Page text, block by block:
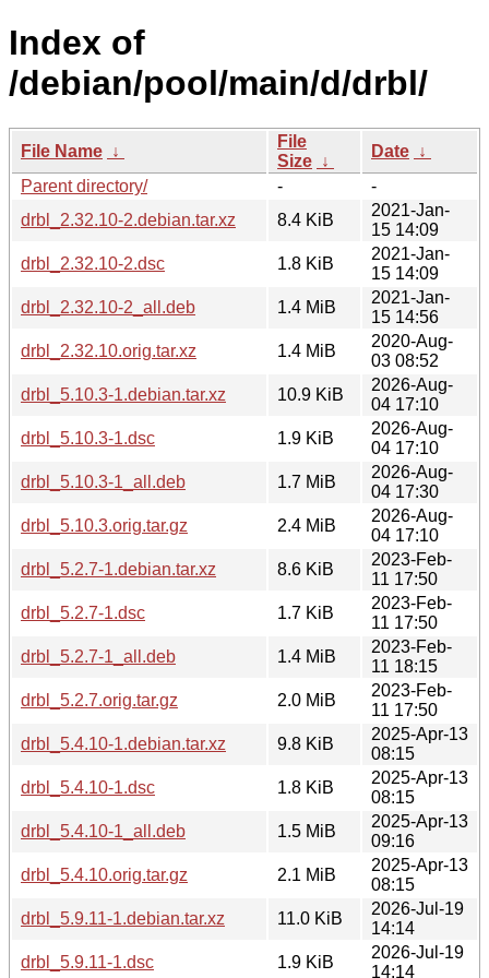
Index of
/debian/pool/main/d/drbl/
File Name ↓
File
Size ↓
Date ↓
Parent directory/
-
-
drbl_2.32.10-2.debian.tar.xz
8.4 KiB
2021-Jan-
15 14:09
drbl_2.32.10-2.dsc
1.8 KiB
2021-Jan-
15 14:09
drbl_2.32.10-2_all.deb
1.4 MiB
2021-Jan-
15 14:56
drbl_2.32.10.orig.tar.xz
1.4 MiB
2020-Aug-
03 08:52
drbl_5.10.3-1.debian.tar.xz
10.9 KiB
2026-Aug-
04 17:10
drbl_5.10.3-1.dsc
1.9 KiB
2026-Aug-
04 17:10
drbl_5.10.3-1_all.deb
1.7 MiB
2026-Aug-
04 17:30
drbl_5.10.3.orig.tar.gz
2.4 MiB
2026-Aug-
04 17:10
drbl_5.2.7-1.debian.tar.xz
8.6 KiB
2023-Feb-
11 17:50
drbl_5.2.7-1.dsc
1.7 KiB
2023-Feb-
11 17:50
drbl_5.2.7-1_all.deb
1.4 MiB
2023-Feb-
11 18:15
drbl_5.2.7.orig.tar.gz
2.0 MiB
2023-Feb-
11 17:50
drbl_5.4.10-1.debian.tar.xz
9.8 KiB
2025-Apr-13
08:15
drbl_5.4.10-1.dsc
1.8 KiB
2025-Apr-13
08:15
drbl_5.4.10-1_all.deb
1.5 MiB
2025-Apr-13
09:16
drbl_5.4.10.orig.tar.gz
2.1 MiB
2025-Apr-13
08:15
drbl_5.9.11-1.debian.tar.xz
11.0 KiB
2026-Jul-19
14:14
drbl_5.9.11-1.dsc
1.9 KiB
2026-Jul-19
14:14